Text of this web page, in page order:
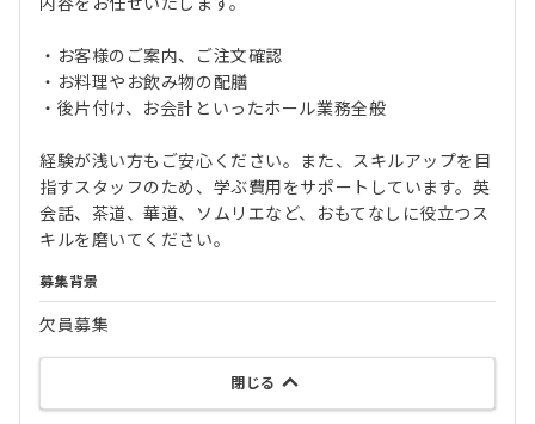
・お客様のご案内、ご注文確認
・お料理やお飲み物の配膳
・後片付け、お会計といったホール業務全般
経験が浅い方もご安心ください。また、スキルアップを目
指すスタッフのため、学ぶ費用をサポートしています。英
会話、茶道、華道、ソムリエなど、おもてなしに役立つス
キルを磨いてください。
募集背景
欠員募集
閉じる